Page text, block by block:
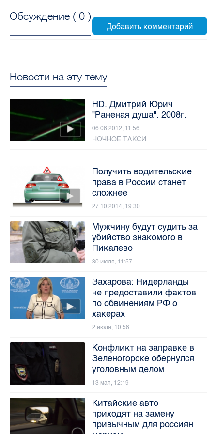
Обсуждение ( 0 )
Новости на эту тему
HD. Дмитрий Юрич
"Раненая душа". 2008г.
06.06.2012, 11:56
НОЧНОЕ ТАКСИ
Получить водительские
права в России станет
сложнее
27.10.2014, 19:30
Мужчину будут судить за
убийство знакомого в
Пикалево
30 июля, 11:57
Захарова: Нидерланды
не предоставили фактов
по обвинениям РФ о
хакерах
2 июля, 10:58
Конфликт на заправке в
Зеленогорске обернулся
уголовным делом
13 мая, 12:19
Китайские авто
приходят на замену
привычным для россиян